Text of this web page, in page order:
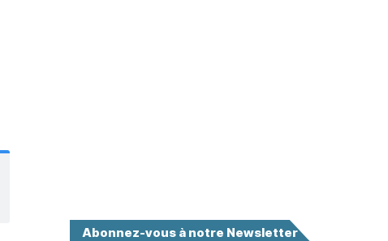
Abonnez-vous à notre Newsletter